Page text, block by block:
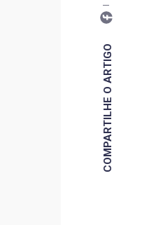
COMPARTILHE O ARTIGO